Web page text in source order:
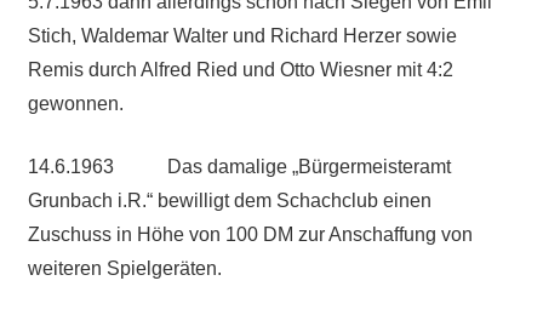
Stich, Waldemar Walter und Richard Herzer sowie
Remis durch Alfred Ried und Otto Wiesner mit 4:2
gewonnen.
14.6.1963 Das damalige „Bürgermeisteramt
Grunbach i.R.“ bewilligt dem Schachclub einen
Zuschuss in Höhe von 100 DM zur Anschaffung von
weiteren Spielgeräten.